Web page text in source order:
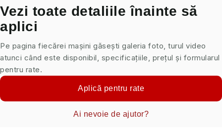
Vezi toate detaliile înainte să
aplici
Pe pagina fiecărei mașini găsești galeria foto, turul video
atunci când este disponibil, specificațiile, prețul și formularul
pentru rate.
Aplică pentru rate
Ai nevoie de ajutor?